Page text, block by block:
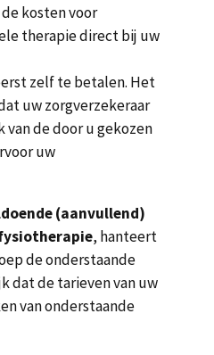
kosten voor
therapie direct bij uw
zelf te betalen. Het
uw zorgverzekeraar
de door u gekozen
uw
(aanvullend)
, hanteert
de onderstaande
dat de tarieven van uw
van onderstaande